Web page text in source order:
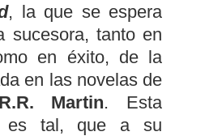
, la que se espera
sucesora, tanto en
en éxito, de la
en las novelas de
Martin. Esta
es tal, que a su